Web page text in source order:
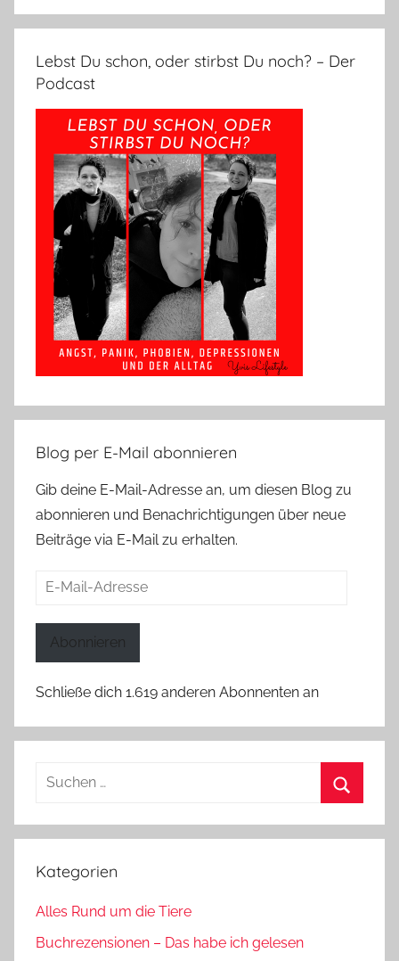
Lebst Du schon, oder stirbst Du noch? – Der
Podcast
Blog per E-Mail abonnieren
Gib deine E-Mail-Adresse an, um diesen Blog zu
abonnieren und Benachrichtigungen über neue
Beiträge via E-Mail zu erhalten.
E-
Abonnieren
Schließe dich 1.619 anderen Abonnenten an
Suchen
Kategorien
Alles Rund um die Tiere
Buchrezensionen – Das habe ich gelesen